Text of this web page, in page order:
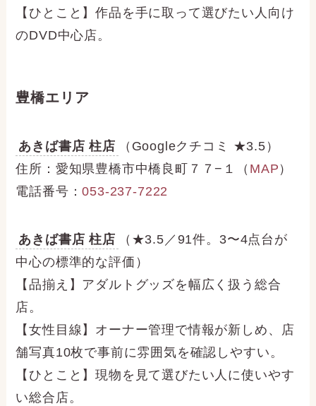
【ひとこと】作品を手に取って選びたい人向け
のDVD中心店。
豊橋エリア
あきば書店 柱店
（Googleクチコミ ★3.5）
住所：愛知県豊橋市中橋良町７７−１（ MAP ）
電話番号：053-237-7222
あきば書店 柱店
（★3.5／91件。3〜4点台が
中心の標準的な評価）
【品揃え】アダルトグッズを幅広く扱う総合
店。
【女性目線】オーナー管理で情報が新しめ、店
舗写真10枚で事前に雰囲気を確認しやすい。
【ひとこと】現物を見て選びたい人に使いやす
い総合店。